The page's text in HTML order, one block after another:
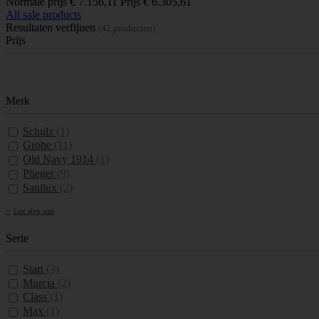
All sale products
Resultaten verfijnen (42 producten)
Prijs
Merk
Schulz
Grohe
Old Navy 1914
Plieger
Sanilux
Laat alles zien
Serie
Start
Murcia
Class
Max